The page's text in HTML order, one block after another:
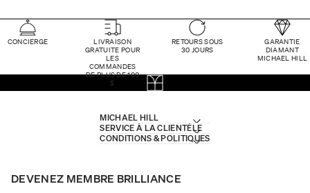
CONCIERGE
LIVRAISON
GRATUITE POUR
LES
COMMANDES
DE PLUS DE 100
$
RETOURS SOUS
30 JOURS
GARANTIE
DIAMANT
MICHAEL HILL
MICHAEL HILL
SERVICE À LA CLIENTÈLE
CONDITIONS & POLITIQUES
DEVENEZ MEMBRE BRILLIANCE